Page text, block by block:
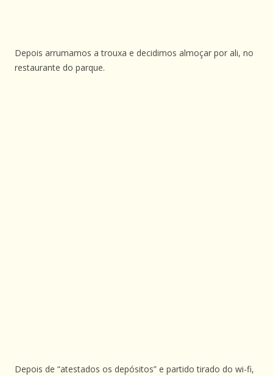
Depois arrumamos a trouxa e decidimos almoçar por ali, no
restaurante do parque.
Depois de “atestados os depósitos” e partido tirado do wi-fi,